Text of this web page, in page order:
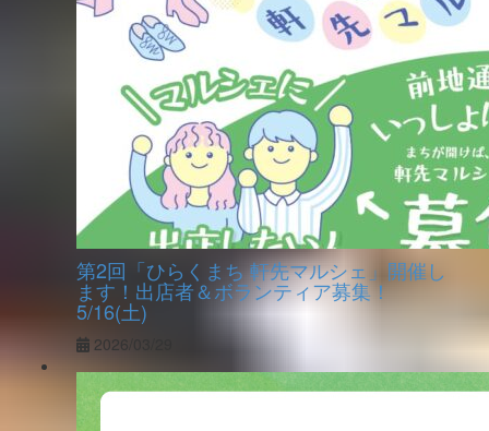
第2回「ひらくまち 軒先マルシェ」開催し
ます！出店者＆ボランティア募集！
5/16(土)
2026/03/29